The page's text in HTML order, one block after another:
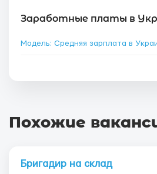
Заработные платы в
Модель: Средняя зарплата в
Похожие
Бригадир на склад